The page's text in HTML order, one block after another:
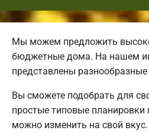
Мы можем предложить
бюджетные дома. На нашем
представлены
Вы сможете подобрать для
простые типовые планировки
можно изменить на свой вкус.